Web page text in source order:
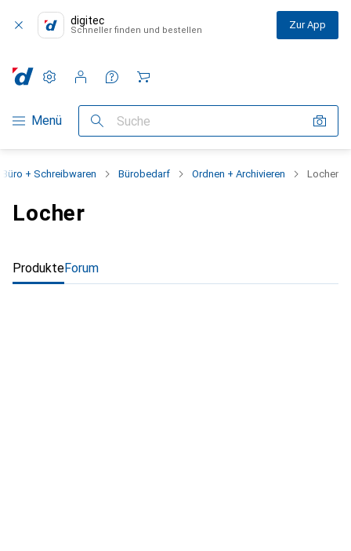
digitec
Schneller finden und bestellen Zur App
Navigation nach Kategorien
Menü Suche
Einstellungen
Kundenkonto
Vergleichslisten
Merklisten
Warenkorb
Büro + Schreibwaren Bürobedarf Ordnen + Archivieren Locher
Locher
ProdukteForum